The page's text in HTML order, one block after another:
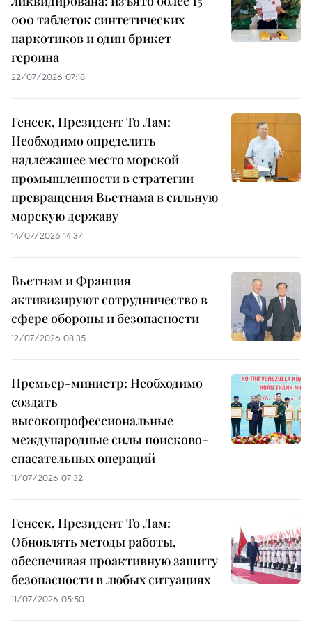
000 таблеток синтетических
наркотиков и один брикет
героина
22/07/2026 07:18
Генсек, Президент То Лам:
Необходимо определить
надлежащее место морской
промышленности в стратегии
превращения Вьетнама в сильную
морскую державу
14/07/2026 14:37
Вьетнам и Франция
активизируют сотрудничество в
сфере обороны и безопасности
12/07/2026 08:35
Премьер-министр: Необходимо
создать
высокопрофессиональные
международные силы поисково-
спасательных операций
11/07/2026 07:32
Генсек, Президент То Лам:
Обновлять методы работы,
обеспечивая проактивную защиту
безопасности в любых ситуациях
11/07/2026 05:50